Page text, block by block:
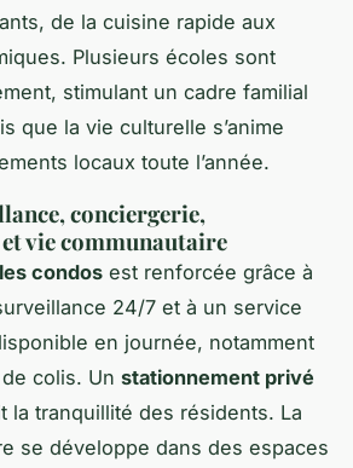
de la cuisine rapide aux
Plusieurs écoles sont
stimulant un cadre familial
que la vie culturelle s’anime
locaux toute l’année.
conciergerie,
vie communautaire
condos est renforcée grâce à
24/7 et à un service
en journée, notamment
colis. Un stationnement privé
la tranquillité des résidents. La
se développe dans des espaces